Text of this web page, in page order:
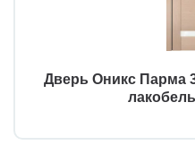
Дверь Оникс Парма